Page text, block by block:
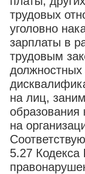
трудовых
уголовно
зарплаты в
трудовым
на лиц,
образования
на
5.27